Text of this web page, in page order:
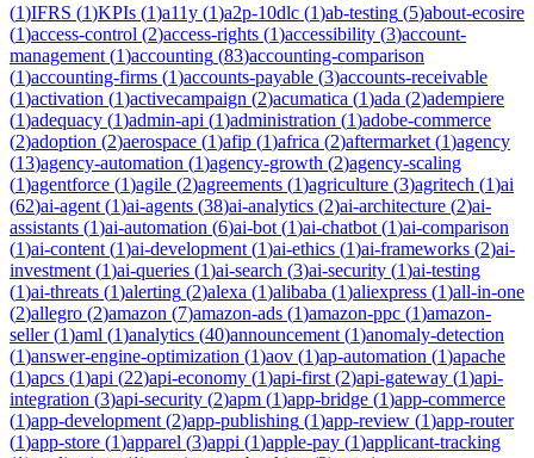
(1)IFRS (1)KPIs (1)a11y (1)a2p-10dlc (1)ab-testing (5)about-ecosire
(1)access-control (2)access-rights (1)accessibility (3)account-
management (1)accounting (83)accounting-comparison
(1)accounting-firms (1)accounts-payable (3)accounts-receivable
(1)activation (1)activecampaign (2)acumatica (1)ada (2)adempiere
(1)adequacy (1)admin-api (1)administration (1)adobe-commerce
(2)adoption (2)aerospace (1)afip (1)africa (2)aftermarket (1)agency
(13)agency-automation (1)agency-growth (2)agency-scaling
(1)agentforce (1)agile (2)agreements (1)agriculture (3)agritech (1)ai
(62)ai-agent (1)ai-agents (38)ai-analytics (2)ai-architecture (2)ai-
assistants (1)ai-automation (6)ai-bot (1)ai-chatbot (1)ai-comparison
(1)ai-content (1)ai-development (1)ai-ethics (1)ai-frameworks (2)ai-
investment (1)ai-queries (1)ai-search (3)ai-security (1)ai-testing
(1)ai-threats (1)alerting (2)alexa (1)alibaba (1)aliexpress (1)all-in-one
(2)allegro (2)amazon (7)amazon-ads (1)amazon-ppc (1)amazon-
seller(1)aml (1)analytics (40)announcement (1)anomaly-detection
(1)answer-engine-optimization (1)aov (1)ap-automation (1)apache
(1)apcs (1)api (22)api-economy (1)api-first (2)api-gateway (1)api-
integration (3)api-security (2)apm (1)app-bridge (1)app-commerce
(1)app-development (2)app-publishing (1)app-review (1)app-router
(1)app-store (1)apparel (3)appi (1)apple-pay (1)applicant-tracking